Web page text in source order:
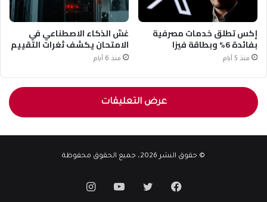
إكس تطلق خدمات مصرفية
بفائدة 6% وبطاقة فيزا
منذ 5 أيام
غش الذكاء الاصطناعي في
الامتحان يكشف ثغرات التقييم
منذ 6 أيام
عرض التعليقات
© حقوق النشر 2026، جميع الحقوق محفوظة
فيسبوكتويتر يوتيوبانستقرام